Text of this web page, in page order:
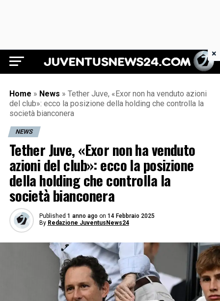
Juventus News 24
Home » News » Tether Juve, «Exor non ha venduto azioni
del club»: ecco la posizione della holding che controlla la
società bianconera
NEWS
Tether Juve, «Exor non ha venduto
azioni del club»: ecco la posizione
della holding che controlla la
società bianconera
Published 1 anno ago on 14 Febbraio 2025
By Redazione JuventusNews24
×